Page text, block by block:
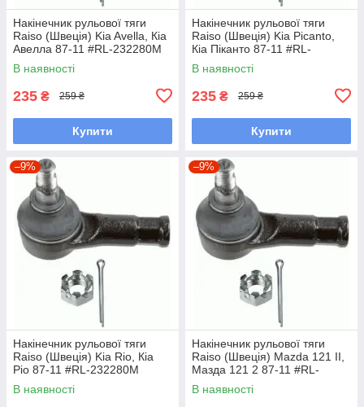
Накінечник рульової тяги
Raiso (Швеція) Kia Avella, Кіа
Авелла 87-11 #RL-232280M
UAYLLYW7
В наявності
235 ₴ 259 ₴
Купити
Накінечник рульової тяги
Raiso (Швеція) Kia Picanto,
Кіа Піканто 87-11 #RL-
232280M UADYWHC7
В наявності
235 ₴ 259 ₴
Купити
–9%
Накінечник рульової тяги
Raiso (Швеція) Kia Rio, Кіа
Ріо 87-11 #RL-232280M
UAKCOCW7
В наявності
–9%
Накінечник рульової тяги
Raiso (Швеція) Mazda 121 II,
Мазда 121 2 87-11 #RL-
232280M UAKCOCW7
В наявності